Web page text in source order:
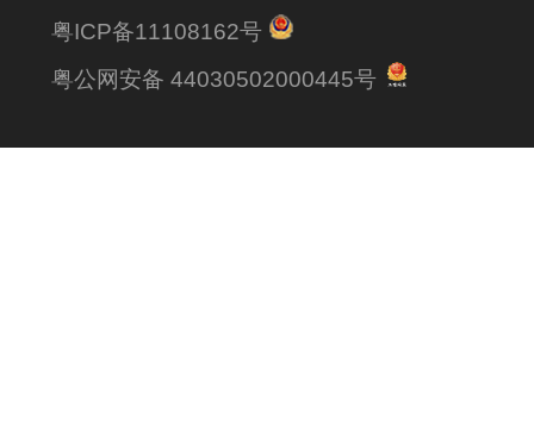
粤ICP备11108162号
粤公网安备 44030502000445号